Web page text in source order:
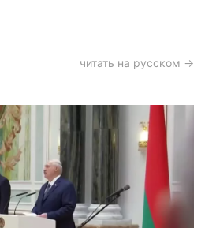
читать на русском →